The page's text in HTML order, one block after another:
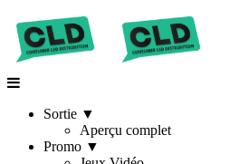
Sortie ▼
Aperçu complet
Promo ▼